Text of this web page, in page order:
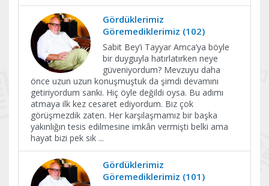
Gördüklerimiz
Göremediklerimiz (102)
Sabit Bey’i Tayyar Amca’ya böyle
bir duyguyla hatırlatırken neye
güveniyordum? Mevzuyu daha
önce uzun uzun konuşmuştuk da şimdi devamını
getiriyordum sanki. Hiç öyle değildi oysa. Bu adımı
atmaya ilk kez cesaret ediyordum. Biz çok
görüşmezdik zaten. Her karşılaşmamız bir başka
yakınlığın tesis edilmesine imkân vermişti belki ama
hayat bizi pek sık ...
Gördüklerimiz
Göremediklerimiz (101)